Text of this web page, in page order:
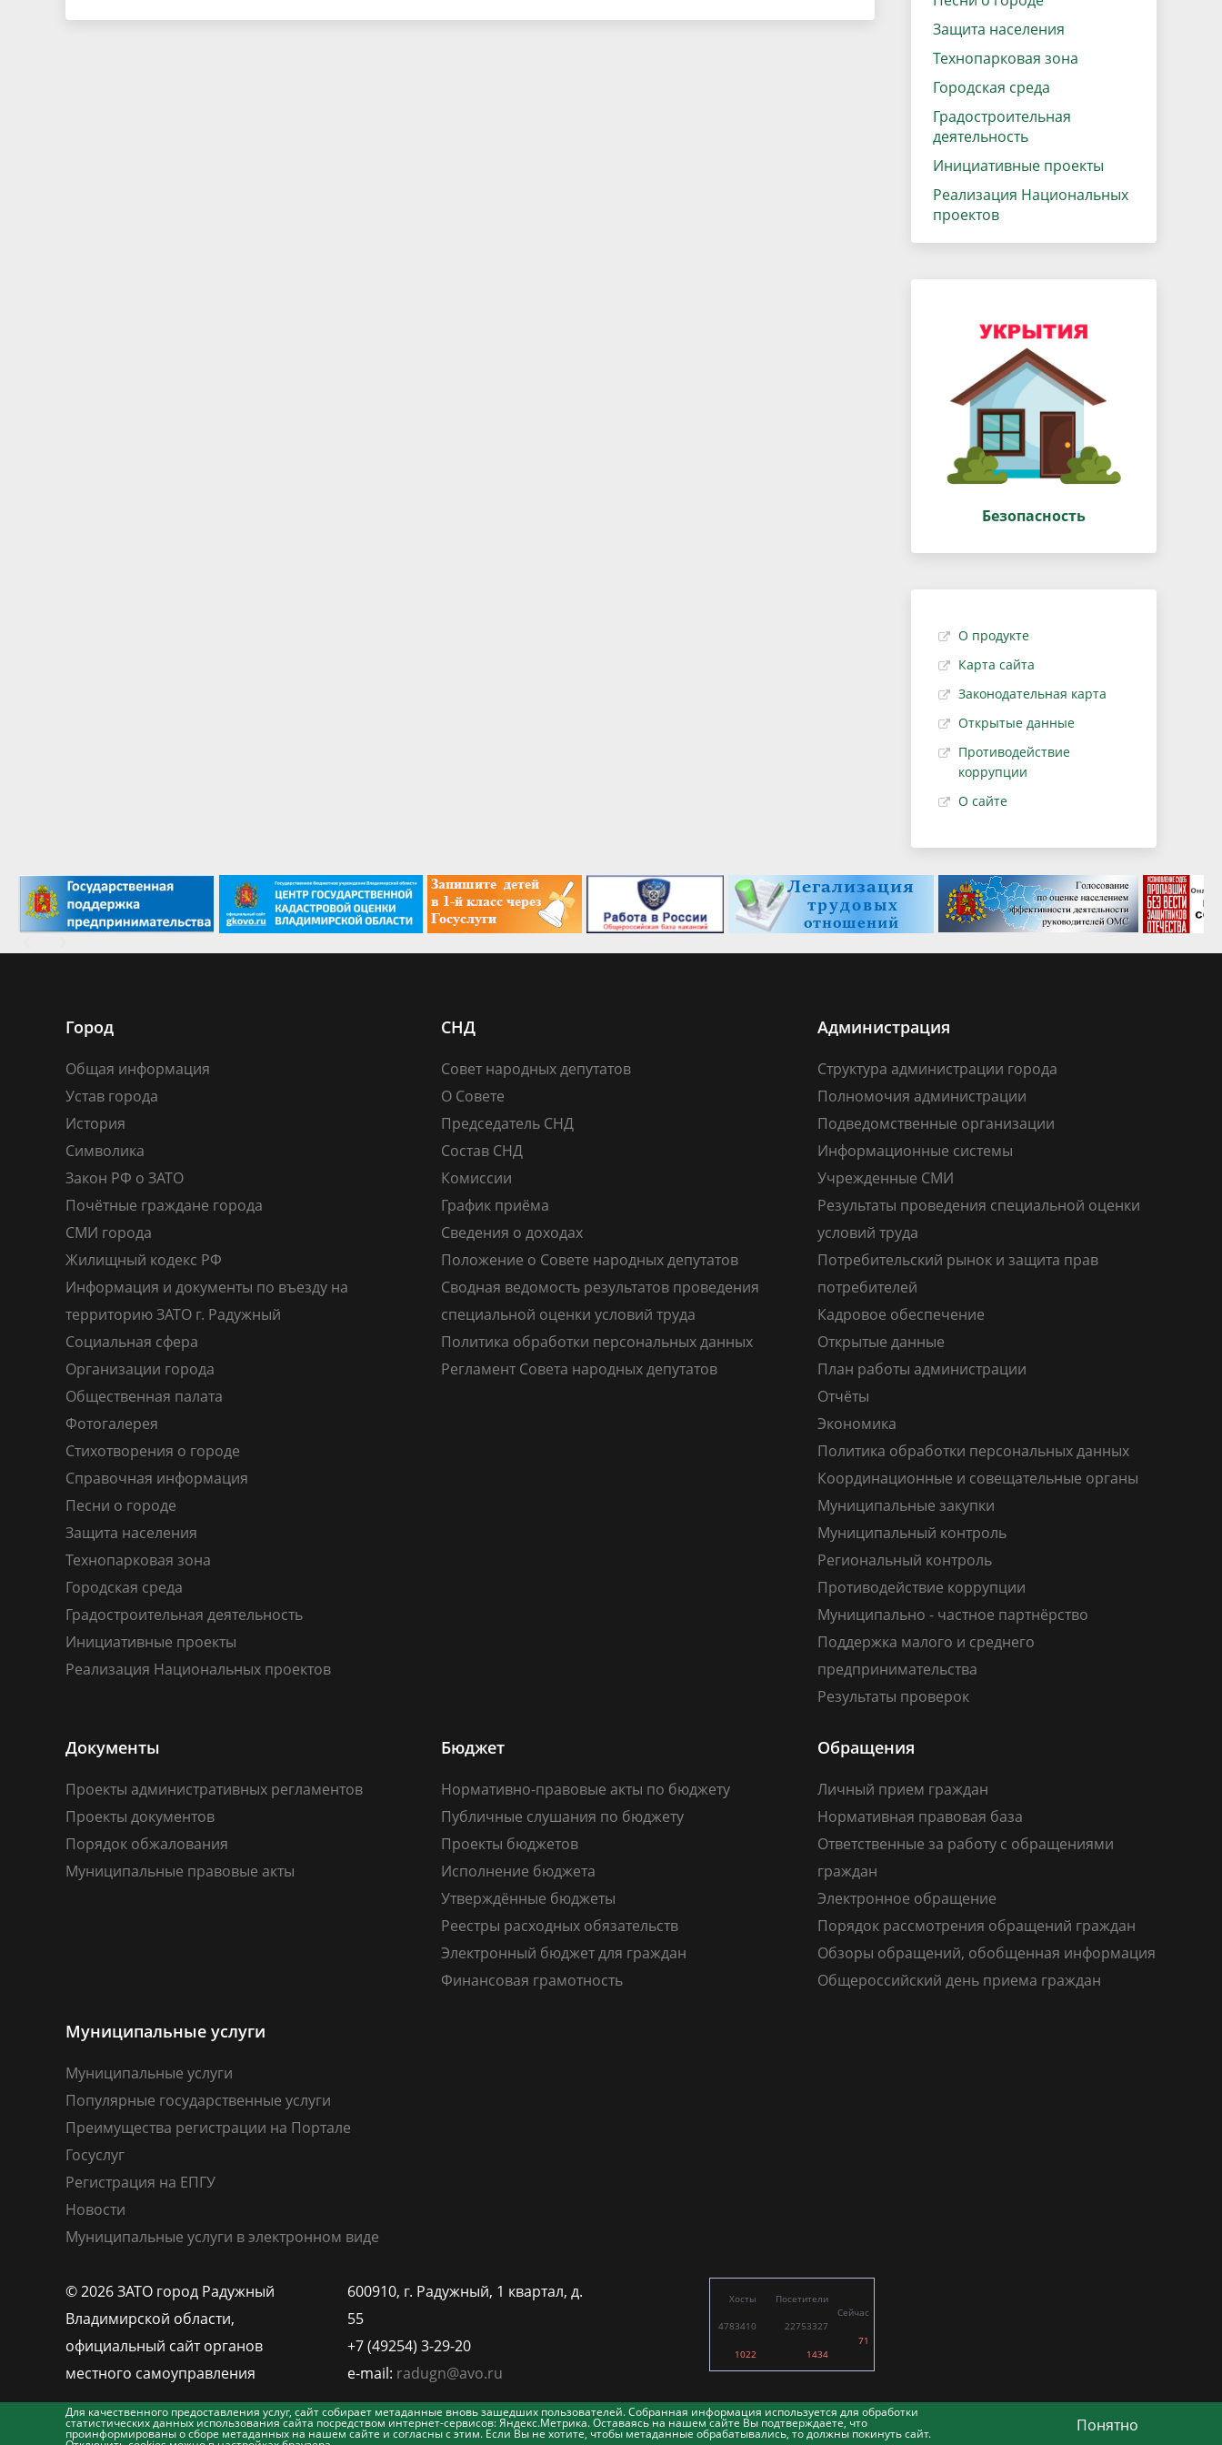
Защита населения
Технопарковая зона
Городская среда
Градостроительная
деятельность
Инициативные проекты
Реализация Национальных
проектов
Безопасность
О продукте
Карта сайта
Законодательная карта
Открытые данные
Противодействие
коррупции
О сайте
Для качественного предоставления услуг, сайт собирает метаданные вновь зашедших пользователей. Собранная информация используется для обработки
статистических данных использования сайта посредством интернет-сервисов: Яндекс.Метрика. Оставаясь на нашем сайте Вы подтверждаете, что
проинформированы о сборе метаданных на нашем сайте и согласны с этим. Если Вы не хотите, чтобы метаданные обрабатывались, то должны покинуть сайт. Понятно
Город
Общая информация
Устав города
История
Символика
Закон РФ о ЗАТО
Почётные граждане города
СМИ города
Жилищный кодекс РФ
Информация и документы по въезду на
территорию ЗАТО г. Радужный
Социальная сфера
Организации города
Общественная палата
Фотогалерея
Стихотворения о городе
Справочная информация
Песни о городе
Защита населения
Технопарковая зона
Городская среда
Градостроительная деятельность
Инициативные проекты
Реализация Национальных проектов
СНД
Совет народных депутатов
О Совете
Председатель СНД
Состав СНД
Комиссии
График приёма
Сведения о доходах
Положение о Совете народных депутатов
Сводная ведомость результатов проведения
специальной оценки условий труда
Политика обработки персональных данных
Регламент Совета народных депутатов
Администрация
Структура администрации города
Полномочия администрации
Подведомственные организации
Информационные системы
Учрежденные СМИ
Результаты проведения специальной оценки
условий труда
Потребительский рынок и защита прав
потребителей
Кадровое обеспечение
Открытые данные
План работы администрации
Отчёты
Экономика
Политика обработки персональных данных
Координационные и совещательные органы
Муниципальные закупки
Муниципальный контроль
Региональный контроль
Противодействие коррупции
Муниципально - частное партнёрство
Поддержка малого и среднего
предпринимательства
Результаты проверок
Документы
Проекты административных регламентов
Проекты документов
Порядок обжалования
Муниципальные правовые акты
Бюджет
Нормативно-правовые акты по бюджету
Публичные слушания по бюджету
Проекты бюджетов
Исполнение бюджета
Утверждённые бюджеты
Реестры расходных обязательств
Электронный бюджет для граждан
Финансовая грамотность
Обращения
Личный прием граждан
Нормативная правовая база
Ответственные за работу с обращениями
граждан
Электронное обращение
Порядок рассмотрения обращений граждан
Обзоры обращений, обобщенная информация
Общероссийский день приема граждан
Муниципальные услуги
Муниципальные услуги
Популярные государственные услуги
Преимущества регистрации на Портале
Госуслуг
Регистрация на ЕПГУ
Новости
Муниципальные услуги в электронном виде
© 2026 ЗАТО город Радужный
Владимирской области,
официальный сайт органов
местного самоуправления
600910, г. Радужный, 1 квартал, д.
55
+7 (49254) 3-29-20
e-mail: radugn@avo.ru
Хосты
4783410
1022
Посетители
22753327
1434
Сейчас
71